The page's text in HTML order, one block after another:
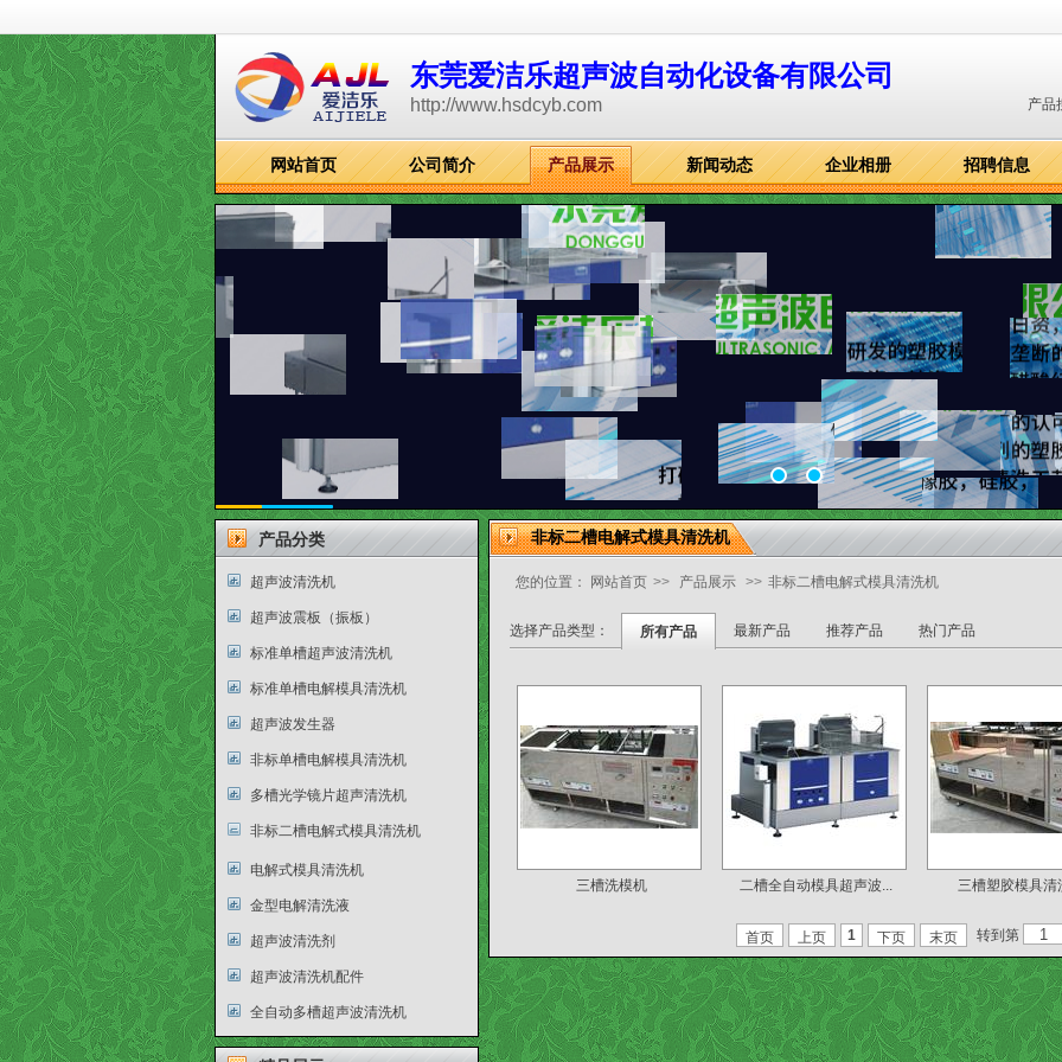
东莞爱洁乐超声波自动化设备有限公司
http://www.hsdcyb.com 产品
网站首页 公司简介 产品展示 新闻动态 企业相册 招聘信息
产品分类
超声波清洗机
超声波震板（振板）
标准单槽超声波清洗机
标准单槽电解模具清洗机
超声波发生器
非标单槽电解模具清洗机
多槽光学镜片超声清洗机
非标二槽电解式模具清洗机
电解式模具清洗机
金型电解清洗液
超声波清洗剂
超声波清洗机配件
全自动多槽超声波清洗机
非标二槽电解式模具清洗机
您的位置： 网站首页 >> 产品展示 >> 非标二槽电解式模具清洗机
选择产品类型： 所有产品 最新产品 推荐产品 热门产品
三槽洗模机 二槽全自动模具超声波... 三槽塑胶模具清
首页 上页 1 下页 末页 转到第